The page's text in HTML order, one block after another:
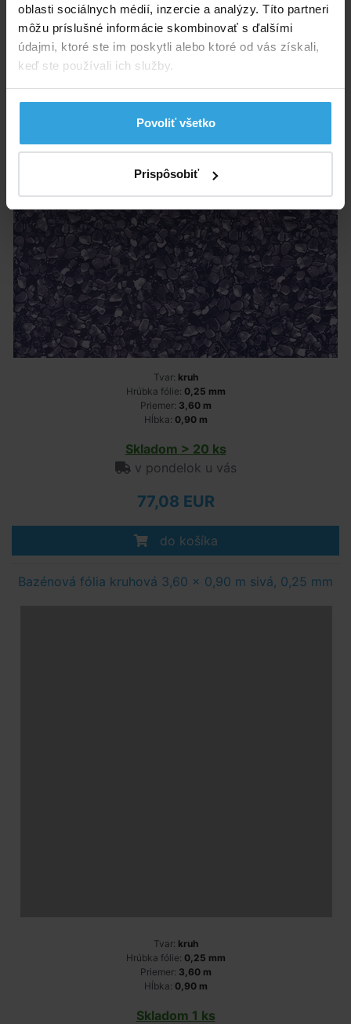
oblasti sociálnych médií, inzercie a analýzy. Títo partneri
môžu príslušné informácie skombinovať s ďalšími
údajmi, ktoré ste im poskytli alebo ktoré od vás získali,
keď ste používali ich služby.
Povoliť všetko
Prispôsobiť
do košíka
Tvar: kruh
Hrúbka fólie: 0,25 mm
Priemer: 3,60 m
Hĺbka: 0,90 m
Skladom > 20 ks
v pondelok u vás
77,08 EUR
do košíka
Bazénová fólia kruhová 3,60 x 0,90 m sivá, 0,25 mm
Tvar: kruh
Hrúbka fólie: 0,25 mm
Priemer: 3,60 m
Hĺbka: 0,90 m
Skladom 1 ks